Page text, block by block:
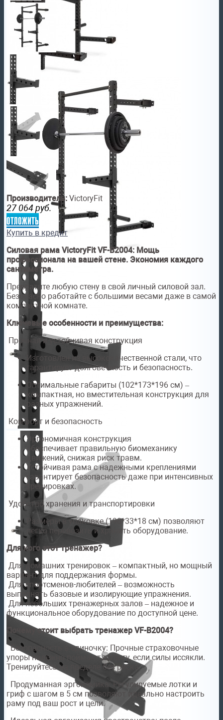
Производитель: VictoryFit
27 064 руб.
отложить
Купить в кредит
Силовая рама VictoryFit VF-B2004: Мощь
профессионала на вашей стене. Экономия каждого
сантиметра.
Превратите любую стену в свой личный силовой зал.
Безопасно работайте с большими весами даже в самой
компактной комнате.
Ключевые особенности и преимущества:
Прочная и устойчивая конструкция
Изготовлен из высококачественной стали, что
гарантирует долговечность и безопасность.
Оптимальные габариты (102*173*196 см) –
компактная, но вместительная конструкция для
разных упражнений.
Комфорт и безопасность
Эргономичная конструкция
обеспечивает правильную биомеханику
движений, снижая риск травм.
Устойчивая рама с надежными креплениями
гарантирует безопасность даже при интенсивных
тренировках.
Удобство хранения и транспортировки
Размеры в упаковке (198*33*18 см) позволяют
легко перевозить и хранить оборудование.
Для кого этот тренажер?
Для домашних тренировок – компактный, но мощный
вариант для поддержания формы.
Для спортсменов-любителей – возможность
выполнять базовые и изолирующие упражнения.
Для небольших тренажерных залов – надежное и
функциональное оборудование по доступной цене.
Почему стоит выбрать тренажер VF-B2004?
Безопасность в одиночку: Прочные страховочные
упоры надежно поймают штангу, если силы иссякли.
Тренируйтесь на пределе без риска.
Продуманная эргономика: Регулируемые лотки и
гриф с шагом в 5 см позволяют идеально настроить
раму под ваш рост и цели.